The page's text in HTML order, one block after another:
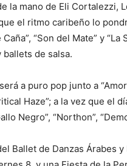
la mano de Eli Cortalezzi,
el ritmo caribeño lo
“Son del Mate” y
de salsa.
a puro pop junto a “Amor
Haze”; a la vez que el
Negro”, “Northon”,
Ballet de Danzas Árabes